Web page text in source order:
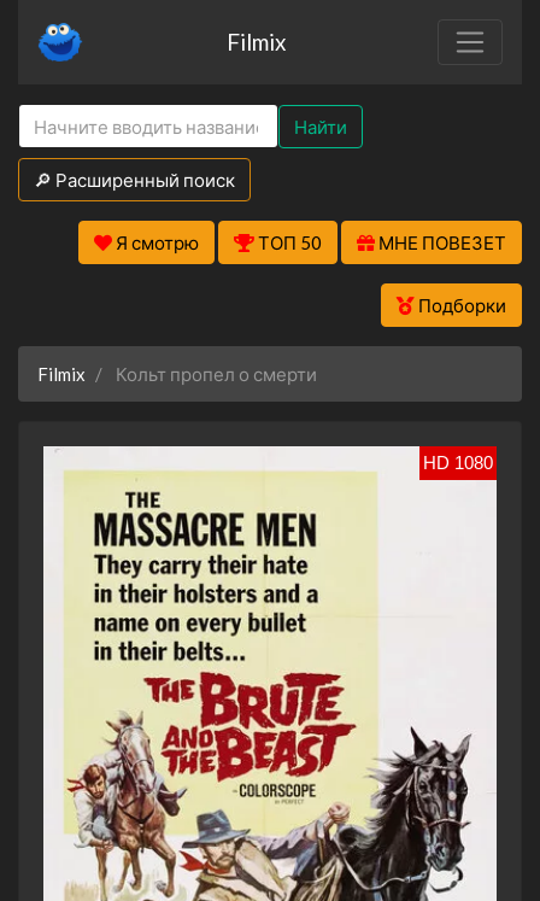
Filmix
Найти
🔎 Расширенный поиск
Я смотрю ТОП 50 МНЕ ПОВЕЗЕТ
Подборки
Filmix Кольт пропел о смерти
HD 1080